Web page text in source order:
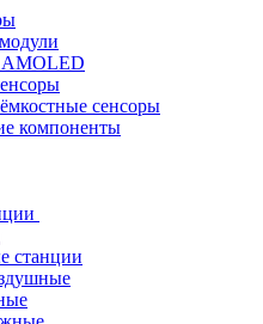
AMOLED
сенсоры
компоненты
станции